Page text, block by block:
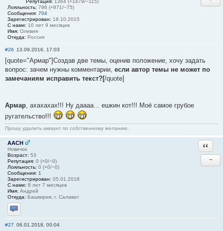
Репутация: 1364 (+1479/−115)
Лояльность: 796 (+871/−75)
Сообщения: 704
Зарегистрирован: 18.10.2015
С нами: 10 лет 9 месяцев
Имя: Оливия
Откуда: Россия
#26 13.09.2016, 17:03
[quote="Армар"]Создав две темы, оценив положение, хочу задать
вопрос: зачем нужны комментарии, если автор темы не может по
замечаниям исправить текст?[/quote]
Армар, ахахахах!!! Ну даааа... ешкин кот!!! Моё самое грубое
ругательство!!!
Прошу удалить аккаунт по собственному желанию.
AACH
Новичок
Возраст: 53
Репутация: 0 (+0/−0)
Лояльность: 0 (+0/−0)
Сообщения: 1
Зарегистрирован: 05.01.2018
С нами: 8 лет 7 месяцев
Имя: Андрей
Откуда: Башкирия, г. Салават
Отправить личное сообщение
−
#27 06.01.2018, 00:04